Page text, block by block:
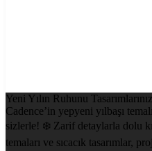
Yeni Yılın Ruhunu
Cadence’in yepyeni yılbaşı
sizlerle! ❄️ Zarif detaylarla dolu
temaları ve sıcacık tasarımlar,